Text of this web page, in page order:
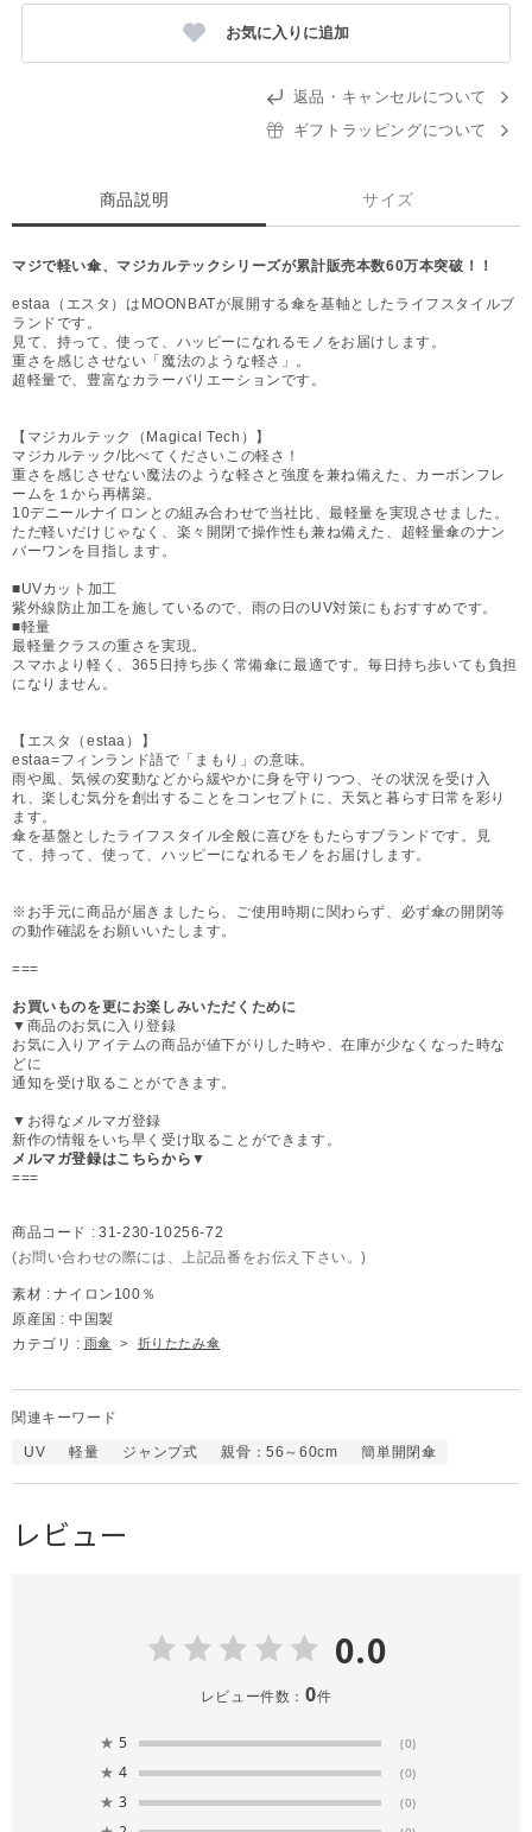
お気に入りに追加
返品・キャンセルについて
ギフトラッピングについて
商品説明 サイズ
マジで軽い傘、マジカルテックシリーズが累計販売本数60万本突破！！
estaa（エスタ）はMOONBATが展開する傘を基軸としたライフスタイルブ
ランドです。
見て、持って、使って、ハッピーになれるモノをお届けします。
重さを感じさせない「魔法のような軽さ」。
超軽量で、豊富なカラーバリエーションです。
【マジカルテック（Magical Tech）】
マジカルテック/比べてくださいこの軽さ！
重さを感じさせない魔法のような軽さと強度を兼ね備えた、カーボンフレ
ームを１から再構築。
10デニールナイロンとの組み合わせで当社比、最軽量を実現させました。
ただ軽いだけじゃなく、楽々開閉で操作性も兼ね備えた、超軽量傘のナン
バーワンを目指します。
■UVカット加工
紫外線防止加工を施しているので、雨の日のUV対策にもおすすめです。
■軽量
最軽量クラスの重さを実現。
スマホより軽く、365日持ち歩く常備傘に最適です。毎日持ち歩いても負担
になりません。
【エスタ（estaa）】
estaa=フィンランド語で「まもり」の意味。
雨や風、気候の変動などから緩やかに身を守りつつ、その状況を受け入
れ、楽しむ気分を創出することをコンセプトに、天気と暮らす日常を彩り
ます。
傘を基盤としたライフスタイル全般に喜びをもたらすブランドです。見
て、持って、使って、ハッピーになれるモノをお届けします。
※お手元に商品が届きましたら、ご使用時期に関わらず、必ず傘の開閉等
の動作確認をお願いいたします。
===
お買いものを更にお楽しみいただくために
▼商品のお気に入り登録
お気に入りアイテムの商品が値下がりした時や、在庫が少なくなった時な
どに
通知を受け取ることができます。
▼お得なメルマガ登録
新作の情報をいち早く受け取ることができます。
メルマガ登録はこちらから▼
===
商品コード : 31-230-10256-72
(お問い合わせの際には、上記品番をお伝え下さい。)
素材 : ナイロン100％
原産国 : 中国製
カテゴリ : 雨傘 > 折りたたみ傘
関連キーワード
UV 軽量 ジャンプ式 親骨：56～60cm 簡単開閉傘
レビュー
0.0
レビュー件数： 0件
★ 5 (0)
★ 4 (0)
★ 3 (0)